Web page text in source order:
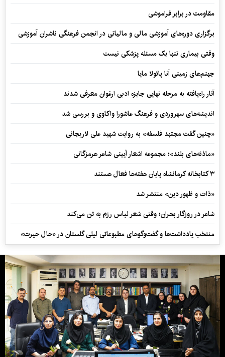
مقاومت در برابر فراموشی
برگزاری دوره‌های آموزشی مالی و مالیاتی در انجمن فرهنگی ناشران آموزشی
وقتی بیماری تنها یک مسئله پزشکی نیست
جهنم‌های زمینی آنا پائولا مایا
آثار راه‌یافته به مرحله نهایی جایزه ادبی ارغوان معرفی شدند
اندیشه‌های سهروردی و فرهنگ عاشورا واکاوی و بررسی شد
«چنین گفت مجتهد فلسفه» به روایت شهید علی لاریجانی
«ماذنه‌های بلند»؛ مجموعه اشعار آیینی شاعر هرمزگانی
۳ کتابخانه کرمانشاه پایان هفته‌ها فعال هستند
«ذات و ظهور دین» منتشر شد
شاعر در روزگار بحران؛ وقتی شعر لباس رزم به تن می‌کند
منتخب یادداشت‌ها و گفت‌وگوهای مطبوعاتی لیلی گلستان در «حال حیرت»